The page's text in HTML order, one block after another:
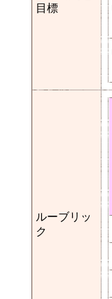
目標
ルーブリッ
ク